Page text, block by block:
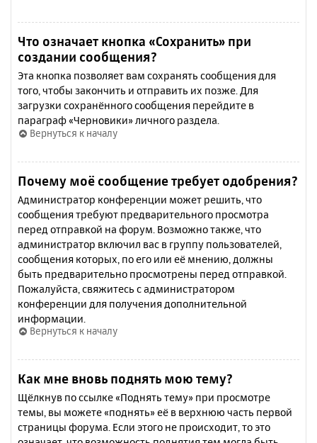
Что означает кнопка «Сохранить» при
создании сообщения?
Эта кнопка позволяет вам сохранять сообщения для
того, чтобы закончить и отправить их позже. Для
загрузки сохранённого сообщения перейдите в
параграф «Черновики» личного раздела.
Вернуться к началу
Почему моё сообщение требует одобрения?
Администратор конференции может решить, что
сообщения требуют предварительного просмотра
перед отправкой на форум. Возможно также, что
администратор включил вас в группу пользователей,
сообщения которых, по его или её мнению, должны
быть предварительно просмотрены перед отправкой.
Пожалуйста, свяжитесь с администратором
конференции для получения дополнительной
информации.
Вернуться к началу
Как мне вновь поднять мою тему?
Щёлкнув по ссылке «Поднять тему» при просмотре
темы, вы можете «поднять» её в верхнюю часть первой
страницы форума. Если этого не происходит, то это